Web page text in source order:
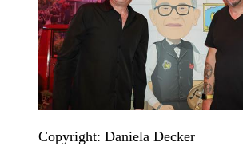
Copyright: Daniela Decker